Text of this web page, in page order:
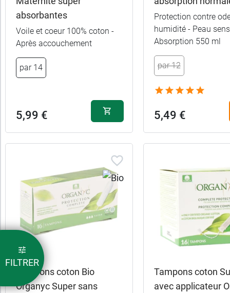
FILTRER
absorbantes
Voile et coeur 100% coton -
Après accouchement
par 14
5,99 €
Protection contre
humidité - Peau
Absorption 550 ml
par 12
5,49 €
Tampons coton Bio
Organyc Super sans
Tampons coton
avec applicateur